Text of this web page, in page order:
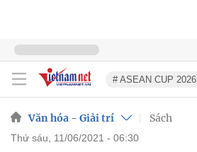
# ASEAN CUP 2026
Văn hóa - Giải trí Sách
thứ sáu, 11/06/2021 - 06:30